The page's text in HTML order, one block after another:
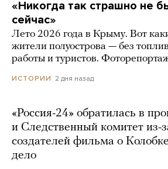
«Никогда так страшно не
сейчас»
Лето 2026 года в Крыму. Вот
жители полуострова — без
работы и туристов.
ИСТОРИИ 2 дня назад
«Россия-24» обратилась в
и Следственный комитет из-
создателей фильма о
дело